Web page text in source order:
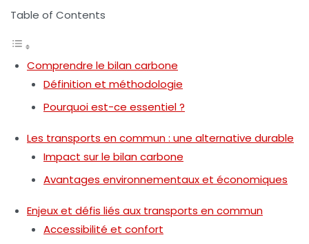
Table of Contents
Comprendre le bilan carbone
Définition et méthodologie
Pourquoi est-ce essentiel ?
Les transports en commun : une alternative durable
Impact sur le bilan carbone
Avantages environnementaux et économiques
Enjeux et défis liés aux transports en commun
Accessibilité et confort